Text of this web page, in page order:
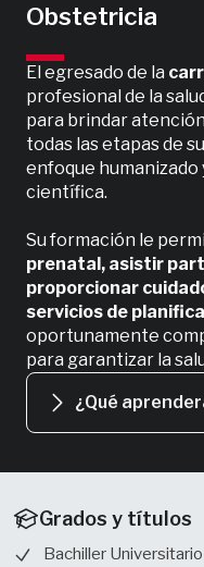
Obstetricia
El egresado de la
profesional de la
para brindar
todas las etapas de su
enfoque humanizado
científica.
Su formación le
prenatal, asistir
proporcionar
servicios de
oportunamente
para garantizar la
¿Qué
Grados y títulos
Bachiller